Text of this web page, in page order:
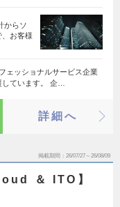
からソ
、お客様
ェッショナルサービス企業
ています。 企…
詳細へ
掲載期間 26/07/27～26/08/09
＆ ITO】